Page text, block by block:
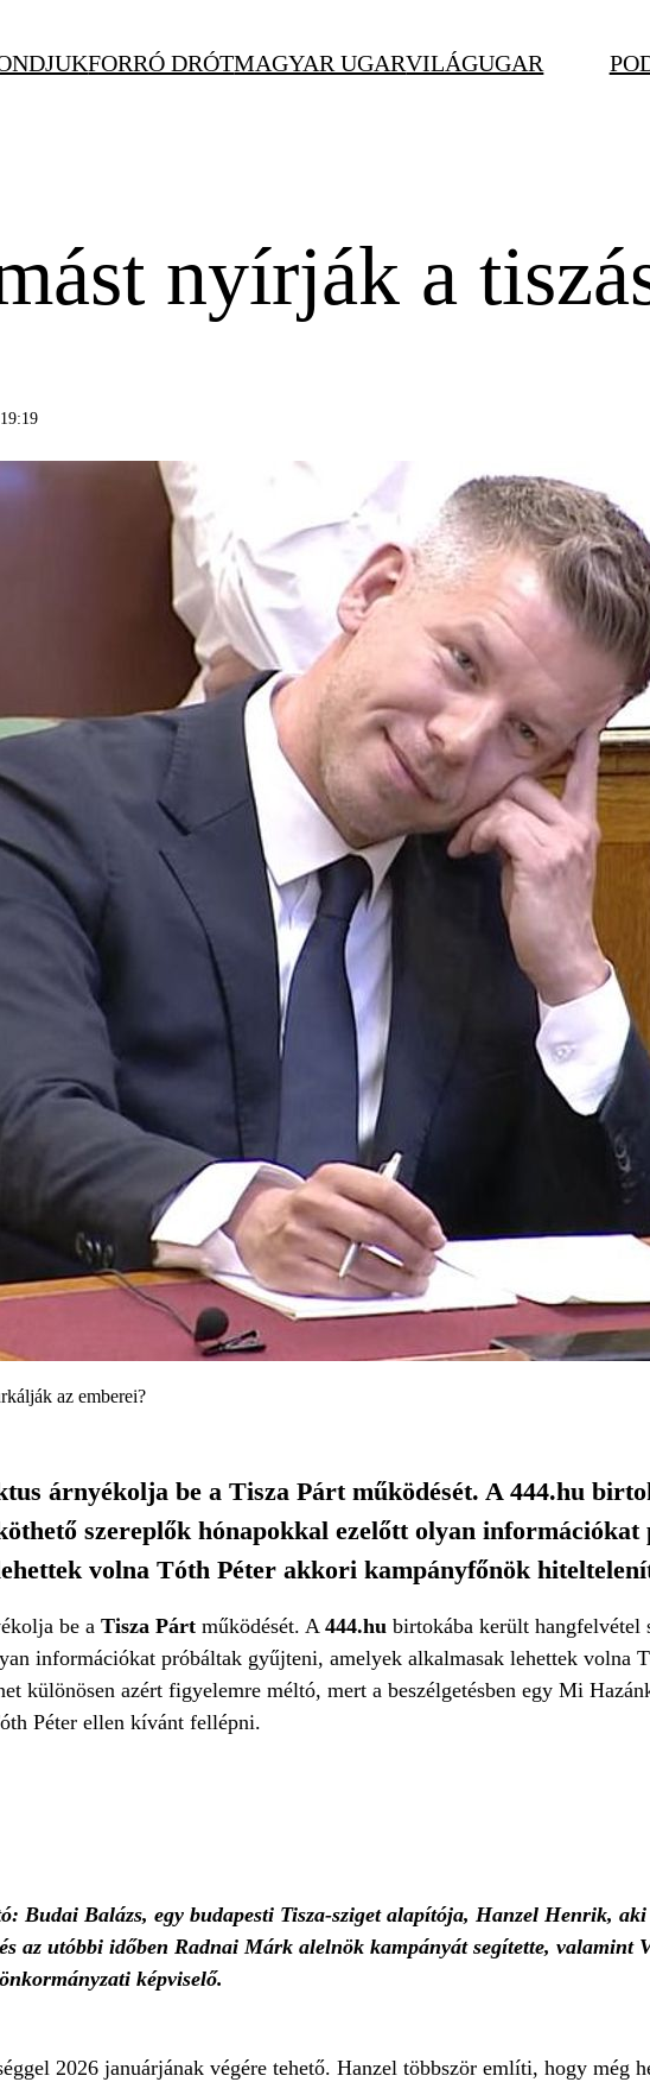
FORRÓ DRÓTMAGYAR UGARVILÁGUGAR
nyírják a
az emberei?
árnyékolja be a Tisza Párt működését. A 444.hu
szereplők hónapokkal ezelőtt olyan
volna Tóth Péter akkori kampányfőnök
be a Tisza Párt működését. A 444.hu birtokába került hangfelvétel
információkat próbáltak gyűjteni, amelyek alkalmasak lehettek volna
különösen azért figyelemre méltó, mert a beszélgetésben egy Mi
Péter ellen kívánt fellépni.
Budai Balázs, egy budapesti Tisza-sziget alapítója, Hanzel Henrik,
az utóbbi időben Radnai Márk alelnök kampányát segítette, valamint
képviselő.
2026 januárjának végére tehető. Hanzel többször említi, hogy még